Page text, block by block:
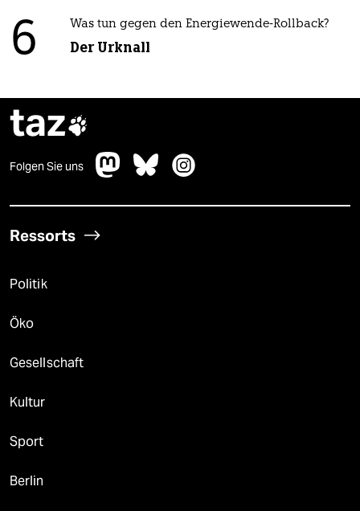
6 Was tun gegen den Energiewende-Rollback?
Der Urknall
taz
Folgen Sie uns
Ressorts
Politik
Öko
Gesellschaft
Kultur
Sport
Berlin